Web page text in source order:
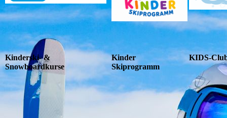
Kinderski- &
Snowboardkurse
Kinder
Skiprogramm
KIDS-